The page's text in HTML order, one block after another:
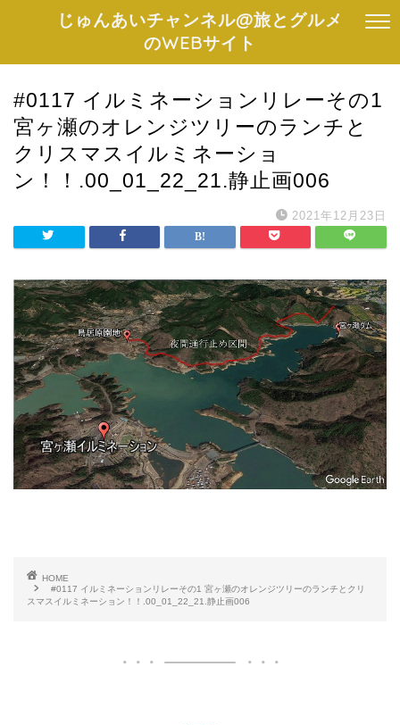
じゅんあいチャンネル@旅とグルメ
のWEBサイト
#0117 イルミネーションリレーその1
宮ヶ瀬のオレンジツリーのランチと
クリスマスイルミネーショ
ン！！.00_01_22_21.静止画006
2021年12月23日
HOME
#0117 イルミネーションリレーその1 宮ヶ瀬のオレンジツリーのランチとクリ
スマスイルミネーション！！.00_01_22_21.静止画006